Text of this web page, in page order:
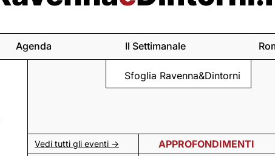
Agenda Il Settimanale
Sfoglia Ravenna&Dintorni
Vedi tutti gli eventi -> APPROFONDIMENTI